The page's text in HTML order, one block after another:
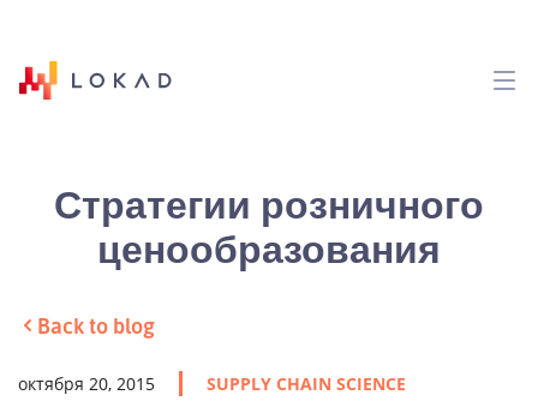
Стратегии розничного
ценообразования
Back to blog
октября 20, 2015
SUPPLY CHAIN SCIENCE